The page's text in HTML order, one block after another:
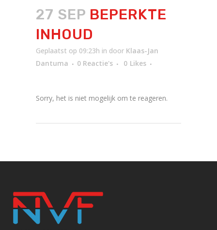
27 SEP BEPERKTE
INHOUD
Geplaatst op 09:23h in door Klaas-Jan
Dantuma
0 Reactie's 0 Likes
Sorry, het is niet mogelijk om te reageren.